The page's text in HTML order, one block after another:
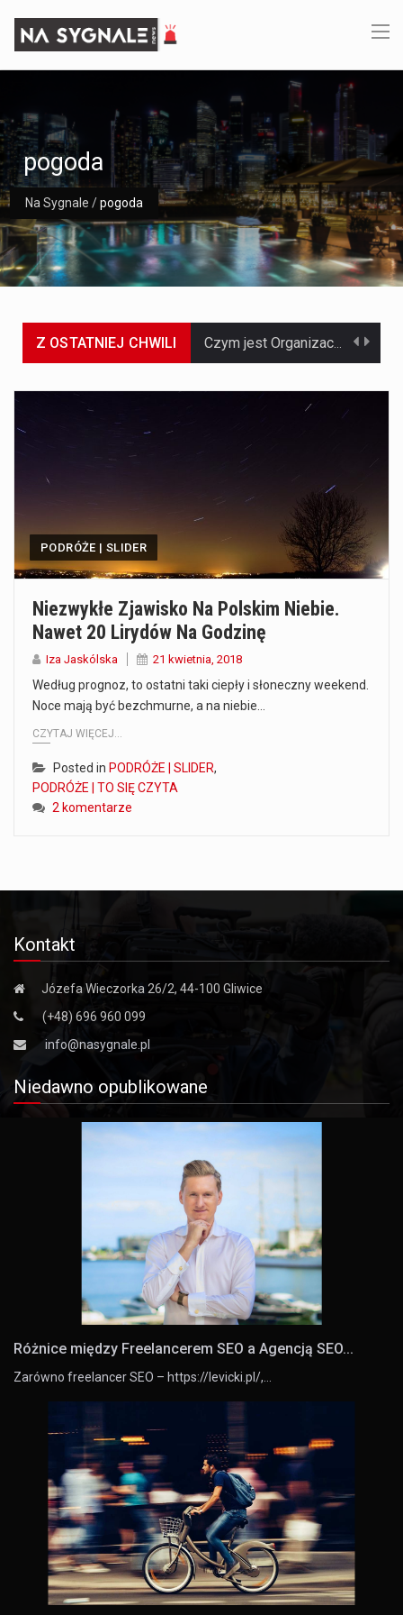
Na Sygnale /pogoda
pogoda
Z OSTATNIEJ CHWILI Czym jest Organizacja Traktatu Północnoatlantyckiego? Organizacja Traktatu Północnoatlantyckiego, powszechnie znana jako NATO, to międzynarodowy sojusz polityczno-wojskowy, który powstał 4 kwietnia 1949 roku. Został założony przez…
Co to jest cyberbezpieczeństwo w sieci? Cyberbezpieczeństwo w Internecie stanowi istotny element ochrony systemów informacyjnych. Jego zasadniczym celem jest zabezpieczenie przed różnorodnymi cyberzagrożeniami oraz ryzykiem,…
Czym były starożytne igrzyska olimpijskie w Grecji? Starożytne igrzyska olimpijskie odgrywały kluczową rolę w dziejach Grecji. Co cztery lata, w pięknej Olimpii, odbywały się te…
PODRÓŻE | SLIDER
Niezwykłe Zjawisko Na Polskim Niebie.
Nawet 20 Lirydów Na Godzinę
Iza Jaskólska 21 kwietnia, 2018
Według prognoz, to ostatni taki ciepły i słoneczny weekend.
Noce mają być bezchmurne, a na niebie…
CZYTAJ WIĘCEJ...
Posted in PODRÓŻE | SLIDER,
PODRÓŻE | TO SIĘ CZYTA
2 komentarze
Kontakt
Józefa Wieczorka 26/2, 44-100 Gliwice
(+48) 696 960 099
info@nasygnale.pl
Niedawno opublikowane
Różnice między Freelancerem SEO a Agencją SEO...
Zarówno freelancer SEO – https://levicki.pl/,…